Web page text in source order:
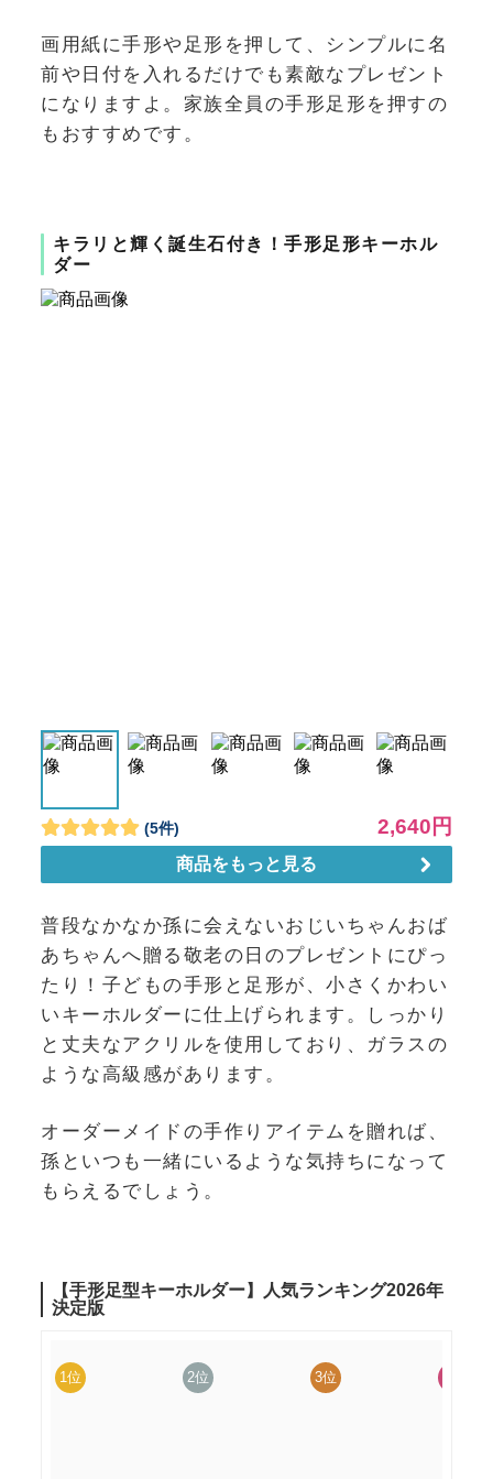
画用紙に手形や足形を押して、シンプルに名
前や日付を入れるだけでも素敵なプレゼント
になりますよ。家族全員の手形足形を押すの
もおすすめです。
キラリと輝く誕生石付き！手形足形キーホル
ダー
普段なかなか孫に会えないおじいちゃんおば
あちゃんへ贈る敬老の日のプレゼントにぴっ
たり！子どもの手形と足形が、小さくかわい
いキーホルダーに仕上げられます。しっかり
と丈夫なアクリルを使用しており、ガラスの
ような高級感があります。
オーダーメイドの手作りアイテムを贈れば、
孫といつも一緒にいるような気持ちになって
もらえるでしょう。